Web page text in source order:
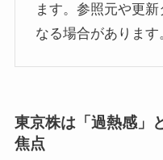
ます。参照元や更
なる場合があります
東京株は「過熱感」
焦点